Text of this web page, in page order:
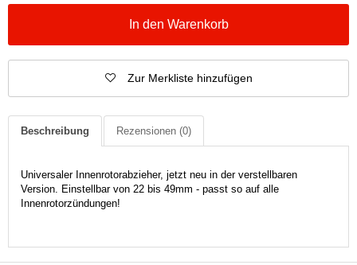
In den Warenkorb
Zur Merkliste hinzufügen
Beschreibung Rezensionen (0)
Universaler Innenrotorabzieher, jetzt neu in der verstellbaren
Version. Einstellbar von 22 bis 49mm - passt so auf alle
Innenrotorzündungen!